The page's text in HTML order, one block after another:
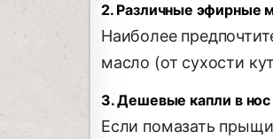
2. Различные эфирные
Наиболее
масло (от сухости
3. Дешевые капли в нос
Если помазать